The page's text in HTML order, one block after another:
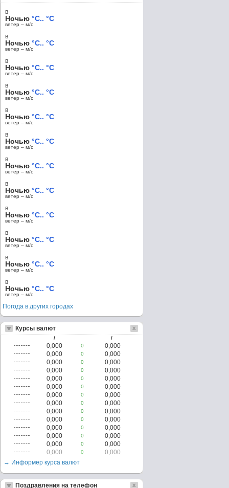
в
Ночью °C.. °C
ветер – м/c
в
Ночью °C.. °C
ветер – м/c
в
Ночью °C.. °C
ветер – м/c
в
Ночью °C.. °C
ветер – м/c
в
Ночью °C.. °C
ветер – м/c
в
Ночью °C.. °C
ветер – м/c
в
Ночью °C.. °C
ветер – м/c
в
Ночью °C.. °C
ветер – м/c
в
Ночью °C.. °C
ветер – м/c
в
Ночью °C.. °C
ветер – м/c
в
Ночью °C.. °C
ветер – м/c
в
Ночью °C.. °C
ветер – м/c
Погода в других городах
Курсы валют
/ /
0,000 0
0,000
0,000
0
0,000
0,000
0
0,000
0,000
0
0,000
0,000
0
0,000
0,000
0
0,000
0,000
0
0,000
0,000
0
0,000
0,000
0
0,000
0,000
0
0,000
0,000
0
0,000
0,000
0
0,000
0,000
0
0,000
0,000
0
0,000
→ Информер курса валют
Поздравления на телефон